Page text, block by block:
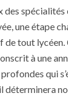
des spécialités
une étape
de tout lycéen.
à une
qui
déterminera